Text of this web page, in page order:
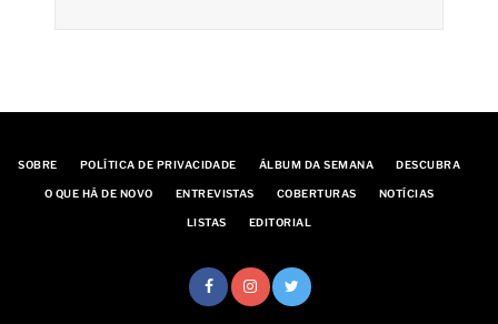
SOBRE POLÍTICA DE PRIVACIDADE ÁLBUM DA SEMANA DESCUBRA
O QUE HÁ DE NOVO ENTREVISTAS COBERTURAS NOTÍCIAS
LISTAS EDITORIAL